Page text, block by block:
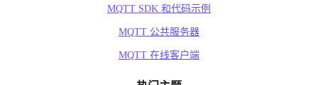
MQTT SDK 和代码示例
MQTT 公共服务器
MQTT 在线客户端